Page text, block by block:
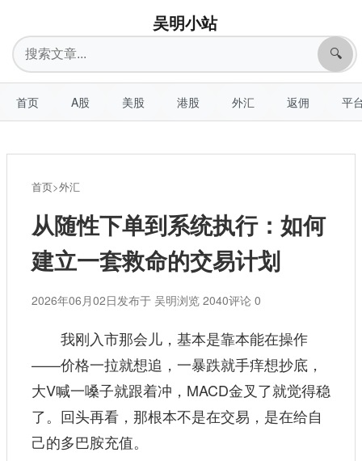
吴明小站
搜
索
🔍
首页 A股 美股 港股 外汇 返佣 平
首页>外汇
从随性下单到系统执行：如何
建立一套救命的交易计划
2026年06月02日发布于 吴明浏览 2040评论 0
我刚入市那会儿，基本是靠本能在操作
——价格一拉就想追，一暴跌就手痒想抄底，
大V喊一嗓子就跟着冲，MACD金叉了就觉得稳
了。回头再看，那根本不是在交易，是在给自
己的多巴胺充值。